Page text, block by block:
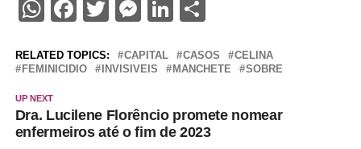
WhatsApp
Facebook
Twitter
Messenger
LinkedIn
Share
RELATED TOPICS: CAPITAL CASOS
CELINA
FEMINICIDIO
INVISIVEIS MANCHETE SOBRE
UP NEXT
Dra. Lucilene Florêncio promete nomear
enfermeiros até o fim de 2023